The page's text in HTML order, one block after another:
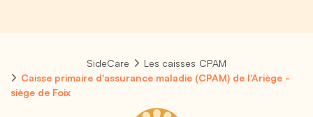
SideCare
Les caisses CPAM
Caisse primaire d'assurance maladie (CPAM) de l'Ariège -
siège de Foix